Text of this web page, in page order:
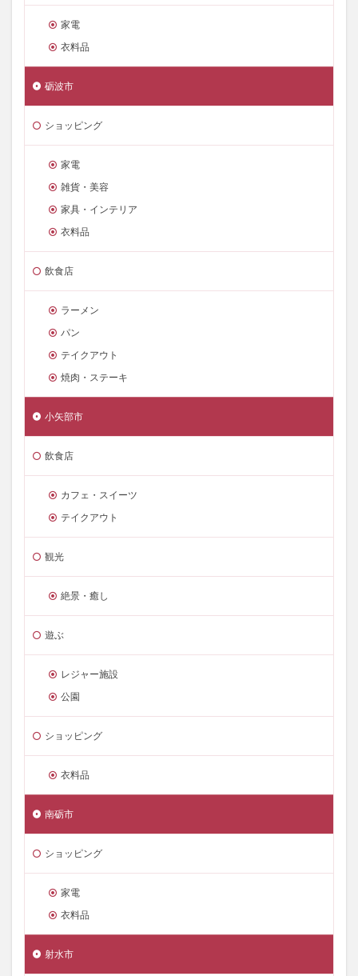
家電
衣料品
砺波市
ショッピング
家電
雑貨・美容
家具・インテリア
衣料品
飲食店
ラーメン
パン
テイクアウト
焼肉・ステーキ
小矢部市
飲食店
カフェ・スイーツ
テイクアウト
観光
絶景・癒し
遊ぶ
レジャー施設
公園
ショッピング
衣料品
南砺市
ショッピング
家電
衣料品
射水市